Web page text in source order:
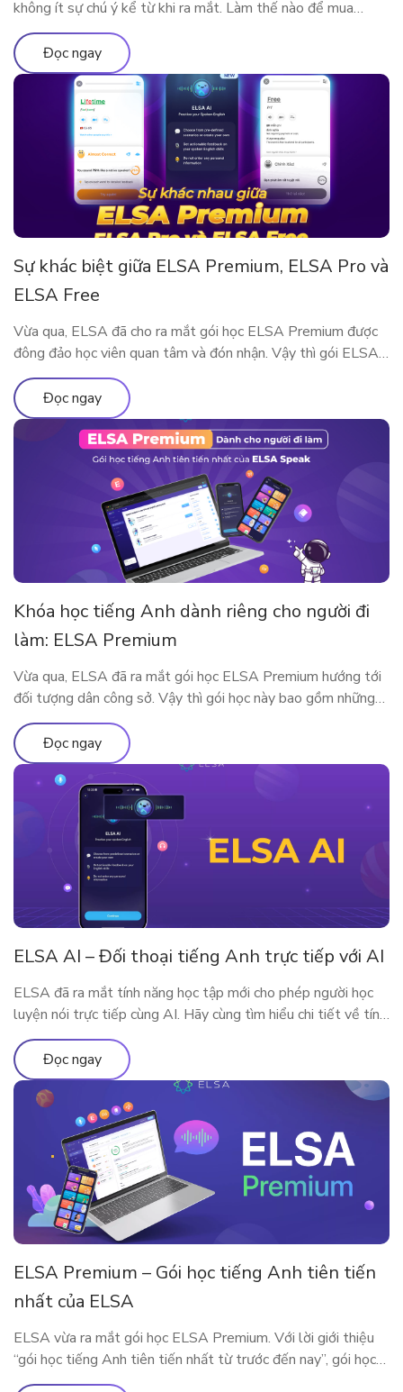
không ít sự chú ý kể từ khi ra mắt. Làm thế nào để mua
ELSA Premium 3 tháng?
Đọc ngay
Sự khác biệt giữa ELSA Premium, ELSA Pro và
ELSA Free
Vừa qua, ELSA đã cho ra mắt gói học ELSA Premium được
đông đảo học viên quan tâm và đón nhận. Vậy thì gói ELSA
Premium có gì khác so với ELSA Pro và ELSA Free? Hãy
cùng tìm hiểu qua bài viết này nhé!
Đọc ngay
Khóa học tiếng Anh dành riêng cho người đi
làm: ELSA Premium
Vừa qua, ELSA đã ra mắt gói học ELSA Premium hướng tới
đối tượng dân công sở. Vậy thì gói học này bao gồm những
gì? Vì sao ELSA Premium lại phù hợp với người đi làm? Hãy
cùng tìm hiểu qua bài viết sau nhé!
Đọc ngay
ELSA AI – Đối thoại tiếng Anh trực tiếp với AI
ELSA đã ra mắt tính năng học tập mới cho phép người học
luyện nói trực tiếp cùng AI. Hãy cùng tìm hiểu chi tiết về tính
năng qua bài viết
Đọc ngay
ELSA Premium – Gói học tiếng Anh tiên tiến
nhất của ELSA
ELSA vừa ra mắt gói học ELSA Premium. Với lời giới thiệu
“gói học tiếng Anh tiên tiến nhất từ trước đến nay”, gói học
này bao gồm những gì?